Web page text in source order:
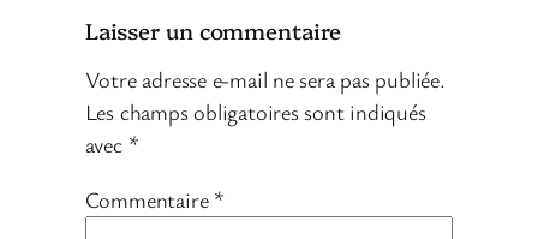
Laisser un commentaire
Votre adresse e-mail ne sera pas publiée.
Les champs obligatoires sont indiqués
avec *
Commentaire *